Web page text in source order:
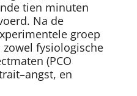
tien minuten
Na de
groep
fysiologische
(PCO
en